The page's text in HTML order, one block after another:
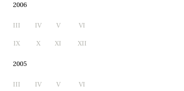
2006
III IV V VI
IX X XI XII
2005
III IV V VI